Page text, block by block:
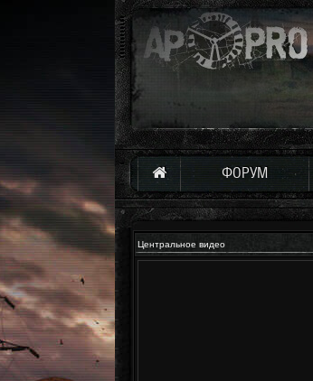
ФОРУМ
Центральное видео